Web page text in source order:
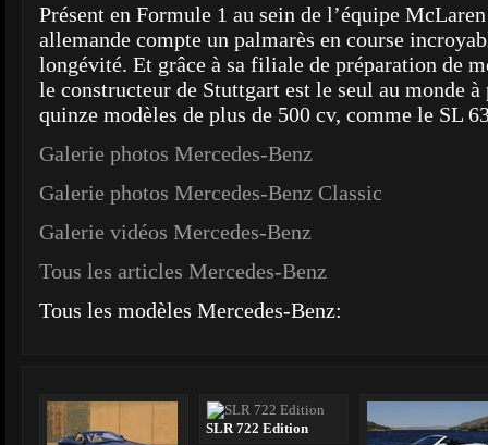
Présent en Formule 1 au sein de l’équipe
allemande compte un palmarès en course
longévité. Et grâce à sa filiale de préparation de
le constructeur de Stuttgart est le seul au monde à
quinze modèles de plus de 500 cv, comme le SL
Galerie photos Mercedes-Benz
Galerie photos Mercedes-Benz Classic
Galerie vidéos Mercedes-Benz
Tous les articles Mercedes-Benz
Tous les modèles Mercedes-Benz:
SLR 722 Edition